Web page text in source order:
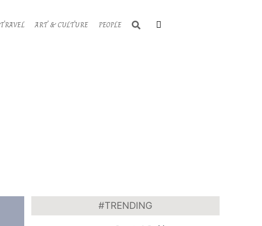
TRAVEL ART & CULTURE PEOPLE Search
#TRENDING